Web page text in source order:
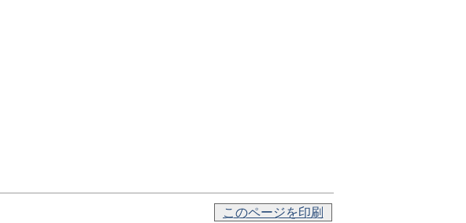
このページを印刷